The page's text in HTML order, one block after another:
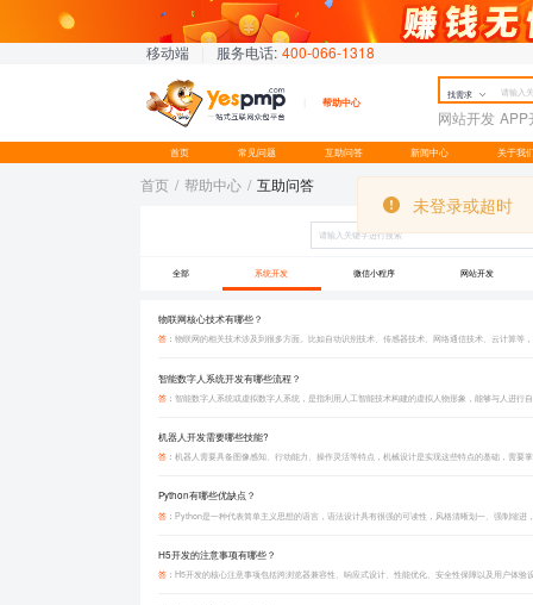
移动端 服务电话:400-066-1318
帮助中心
找需求
网站开发 APP
首页 常见问题 互助问答 新闻中心 关于我
首页 / 帮助中心 / 互助问答
全部 系统开发 微信小程序 网站开发
物联网核心技术有哪些？
答：
智能数字人系统开发有哪些流程？
答： 智能数字人系统或虚拟数字人系统，是指利用人工智能技术构建的虚拟人物形象，能够与人进
机器人开发需要哪些技能?
答：
Python有哪些优缺点？
答：
H5开发的注意事项有哪些？
答：
未登录或超时
未登录或超时